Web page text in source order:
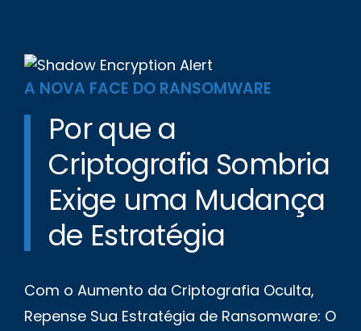
A NOVA FACE DO RANSOMWARE
Por que a
Criptografia Sombria
Exige uma Mudança
de Estratégia
Com o Aumento da Criptografia Oculta,
Repense Sua Estratégia de Ransomware: O